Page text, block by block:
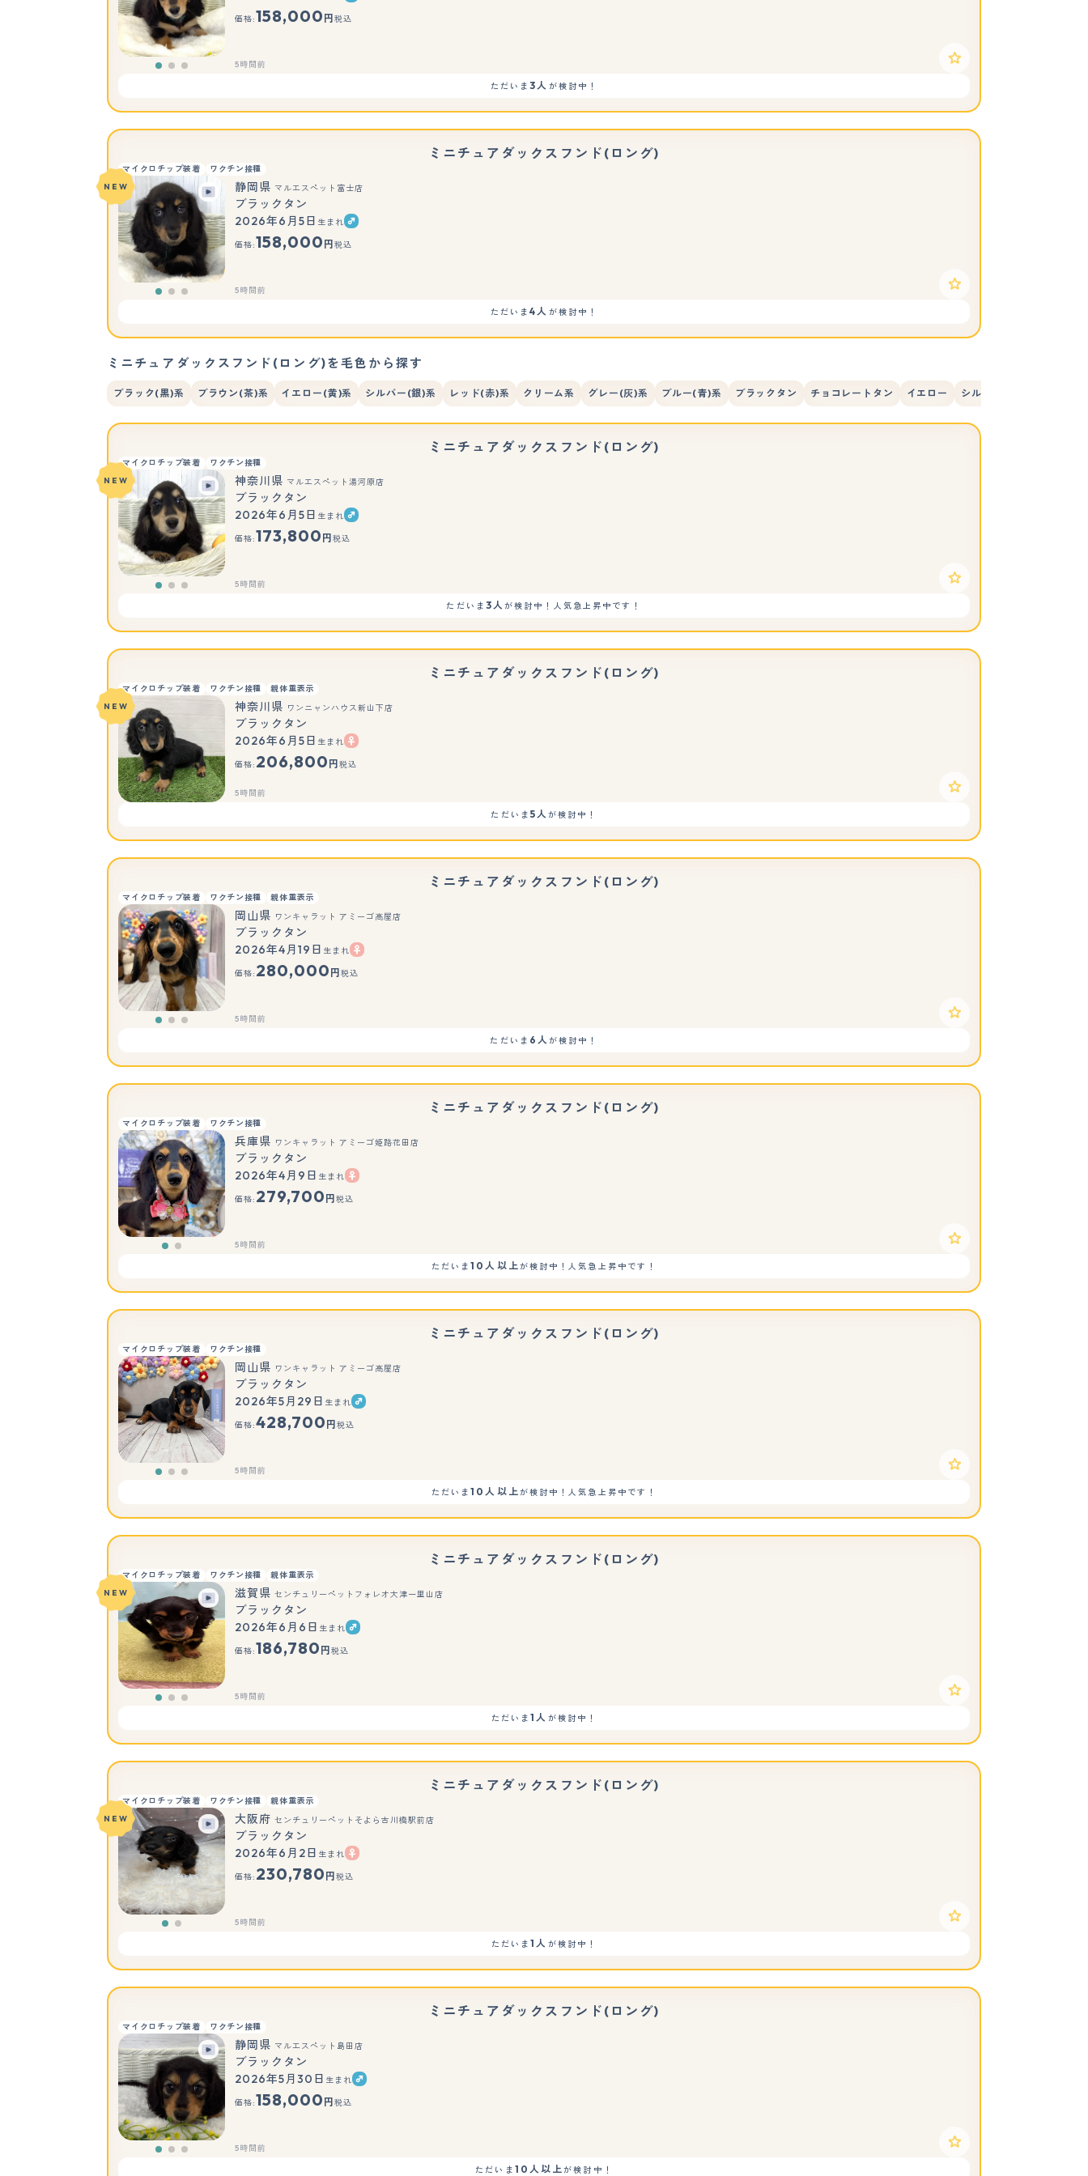
価格:158,000 円 税込
5時間前
ただいま3人 が検討中！
ミニチュアダックスフンド(ロング)
マイクロチップ装着 ワクチン接種
もっと見る
NEW 静岡県 マルエスペット富士店
ブラックタン
2026年6月5日 生まれ
価格:158,000 円 税込
5時間前
ただいま4人 が検討中！
ミニチュアダックスフンド(ロング)を毛色から探す
ブラック(黒)系 ブラウン(茶)系 イエロー(黄)系 シルバー(銀)系 レッド(赤)系 クリーム系 グレー(灰)系 ブルー(青)系 ブラックタン チョコレートタン イエロー シルバーダップル
ミニチュアダックスフンド(ロング)
マイクロチップ装着 ワクチン接種
もっと見る
NEW 神奈川県 マルエスペット湯河原店
ブラックタン
2026年6月5日 生まれ
価格:173,800 円 税込
5時間前
ただいま 3人が検討中！人気急上昇中です！
ミニチュアダックスフンド(ロング)
マイクロチップ装着 ワクチン接種
親体重表示
NEW
神奈川県 ワンニャンハウス新山下店
ブラックタン
2026年6月5日 生まれ
価格: 206,800 円 税込
5時間前
ただいま 5人が検討中！
ミニチュアダックスフンド(ロング)
マイクロチップ装着 ワクチン接種 親体重表示
もっと見る
岡山県 ワンキャラット アミーゴ高屋店
ブラックタン
2026年4月19日 生まれ
価格: 280,000 円 税込
5時間前
ただいま 6人が検討中！
ミニチュアダックスフンド(ロング)
マイクロチップ装着 ワクチン接種
もっと見る
兵庫県 ワンキャラット アミーゴ姫路花田店
ブラックタン
2026年4月9日 生まれ
価格: 279,700 円 税込
5時間前
ただいま10人以上が検討中！人気急上昇中です！
ミニチュアダックスフンド(ロング)
マイクロチップ装着 ワクチン接種
もっと見る
岡山県 ワンキャラット アミーゴ高屋店
ブラックタン
2026年5月29日 生まれ
価格:428,700 円 税込
5時間前
ただいま10人以上が検討中！人気急上昇中です！
ミニチュアダックスフンド(ロング)
マイクロチップ装着 ワクチン接種 親体重表示
もっと見る
NEW 滋賀県 センチュリーペットフォレオ大津一里山店
ブラックタン
2026年6月6日 生まれ
価格:186,780 円 税込
5時間前
ただいま1人 が検討中！
ミニチュアダックスフンド(ロング)
マイクロチップ装着 ワクチン接種 親体重表示
もっと見る
NEW 大阪府 センチュリーペットそよら古川橋駅前店
ブラックタン
2026年6月2日 生まれ
価格: 230,780 円 税込
5時間前
ただいま1人 が検討中！
ミニチュアダックスフンド(ロング)
マイクロチップ装着 ワクチン接種
もっと見る
静岡県 マルエスペット島田店
ブラックタン
2026年5月30日 生まれ
価格:158,000 円 税込
5時間前
ただいま 10人以上が検討中！